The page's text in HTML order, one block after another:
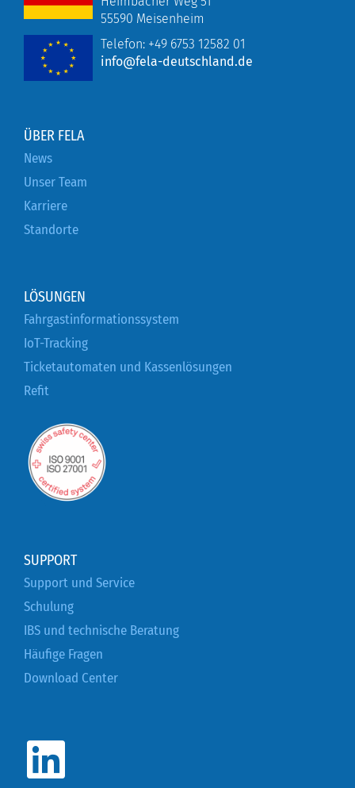
55590 Meisenheim
Telefon: +49 6753 12582 01
info@fela-deutschland.de
ÜBER FELA
News
Unser Team
Karriere
Standorte
LÖSUNGEN
Fahrgastinformationssystem
IoT-Tracking
Ticketautomaten und Kassenlösungen
Refit
SUPPORT
Support und Service
Schulung
IBS und technische Beratung
Häufige Fragen
Download Center